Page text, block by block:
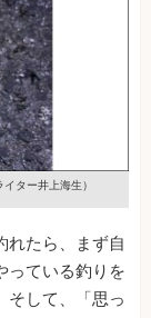
イター井上海生）
れたら、まず自
っている釣りを
そして、「思っ